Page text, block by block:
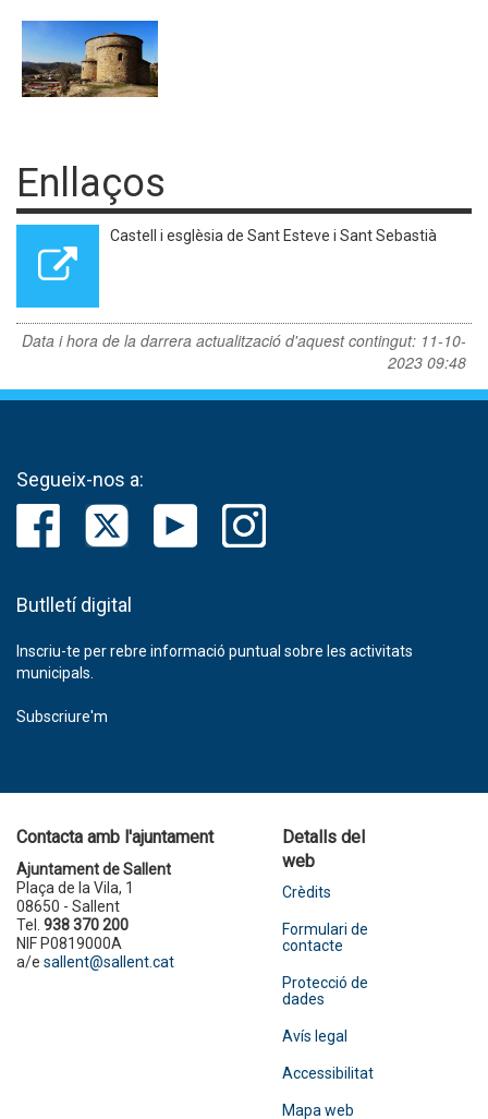
Enllaços
Castell i esglèsia de Sant Esteve i Sant Sebastià
Data i hora de la darrera actualització d'aquest contingut: 11-10-
2023 09:48
Segueix-nos a:
Butlletí digital
Inscriu-te per rebre informació puntual sobre les activitats
municipals.
Subscriure'm
Contacta amb l'ajuntament
Ajuntament de Sallent
Plaça de la Vila, 1
08650 - Sallent
Tel. 938 370 200
NIF P0819000A
a/e sallent@sallent.cat
Detalls del
web
Crèdits
Formulari de
contacte
Protecció de
dades
Avís legal
Accessibilitat
Mapa web